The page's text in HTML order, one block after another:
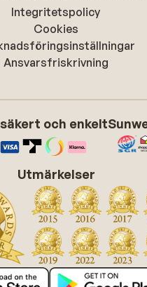
Integritetspolicy
Cookies
Ansvarsfriskrivning
och enkelt
Utmärkelser